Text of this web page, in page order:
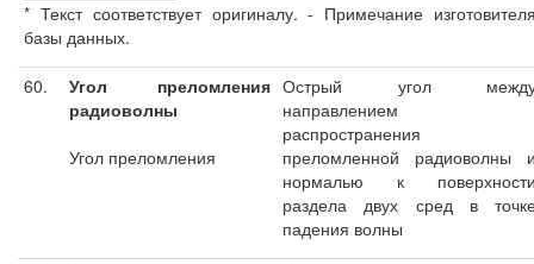
* Текст соответствует оригиналу. - Примечание
базы данных.
60.
Угол преломления
радиоволны
Угол преломления
Острый угол
направлением
распространения
преломленной радиоволны
нормалью к
раздела двух сред в
падения волны